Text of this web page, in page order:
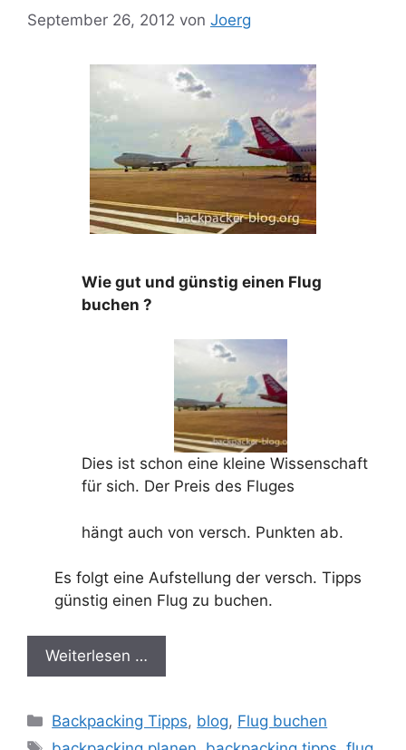
September 26, 2012 von Joerg
Wie gut und günstig einen Flug
buchen ?
Dies ist schon eine kleine Wissenschaft
für sich. Der Preis des Fluges
hängt auch von versch. Punkten ab.
Es folgt eine Aufstellung der versch. Tipps
günstig einen Flug zu buchen.
Weiterlesen …
Kategorien
Backpacking Tipps, blog, Flug buchen
Schlagwörter